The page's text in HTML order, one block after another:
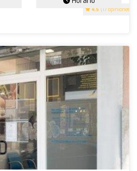
4.5 (17 opiniones)